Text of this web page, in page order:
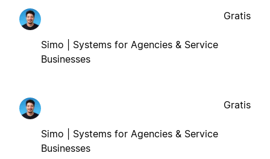
Simo | Systems for Agencies & Service
Businesses
Gratis
Simo | Systems for Agencies & Service
Businesses
Gratis